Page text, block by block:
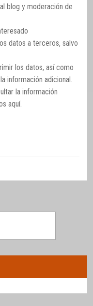
blog y moderación de
datos a terceros, salvo
los datos, así como
información adicional.
la información
aquí.